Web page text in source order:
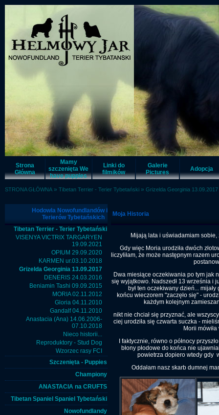
Strona
Główna
Mamy
szczenięta We
have puppies
Linki do
filmików
Galerie
Pictures
Adopcja
STRONA GŁÓWNA » Tibetan Terrier - Terier Tybetański » Grizelda Georginia 13.09.2017
Hodowla Nowofundlandów i
Terierów Tybetańskich
Tibetan Terrier - Terier Tybetański
VISENYA VICTRIX TARGARYEN
19.09.2021
OPIUM 29.09.2020
KARMEN ur.03.10.2018
Grizelda Georginia 13.09.2017
DENERIS 24.03.2016
Beniamin Tashi 09.09.2015
MORIA 02.11.2012
Gloria 04.11.2010
Gandalf 04.11.2010
Anastacia (Ana) 14.06.2006-
07.10.2018
Nieco historii...
Reproduktory - Stud Dog
Wzorzec rasy FCI
Szczenięta - Puppies
Championy
ANASTACIA na CRUFTS
Tibetan Spaniel Spaniel Tybetański
Nowofundlandy
Moja Historia
Mijają lata i uświadamiam
Gdy więc Moria urodziła dwóch
liczyliłam, że może następnym razem
Dwa miesiące oczekiwania po tym jak
się wyjątkowo. Nadszedł 13 września i
był ten oczekiwany dzień...
końcu wieczorem "zaczęło się" -
każdym kolejnym
nikt nie chciał się przyznać, ale
ciej urodziła się czwarta suczka -
Morii
I faktycznie, równo o północy
błony płodowe do końca nie
powietrza dopiero wtedy gdy
Oddałam nasz skarb dumnej